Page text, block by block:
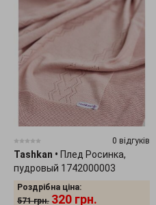
0 відгуків
Tashkan • Плед Росинка,
пудровый 1742000003
Роздрібна ціна:
571 грн. 320 грн.